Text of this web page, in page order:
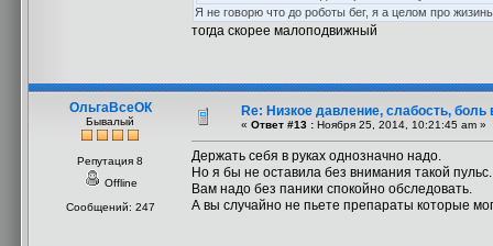
Я не говорю что до роботы бег, я а целом про
тогда скорее малоподвижный
ОльгаВсеОК
Бывалый
Репутация 8
Offline
Сообщений: 247
Re: Низкое давление, слабость, боль
« Ответ #13 : Ноября 25, 2014, 10:21:45 am »
Держать себя в руках однозначно надо.
Но я бы не оставила без внимания такой пульс.
Вам надо без паники спокойно обследовать.
А вы случайно не пьете препараты которые